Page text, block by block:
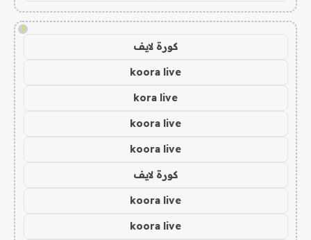
!
كورة لايف
koora live
kora live
koora live
koora live
كورة لايف
koora live
koora live